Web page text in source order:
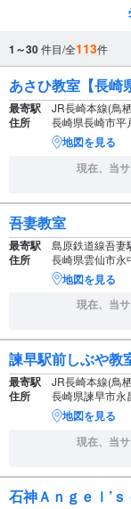
1～30件目/全113件
あさひ教室【長崎
最寄駅 JR長崎本線(鳥
住所 長崎県長崎市
地図を見る
現在、当
吾妻教室
最寄駅 島原鉄道線吾妻
住所 長崎県雲仙市
地図を見る
現在、当
諫早駅前しぶや教
最寄駅 JR長崎本線(鳥
住所 長崎県諫早市
地図を見る
現在、当
石神Ａｎｇｅｌ’